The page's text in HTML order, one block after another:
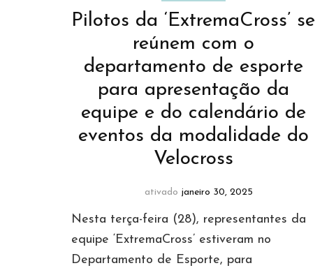
Pilotos da ‘ExtremaCross’ se
reúnem com o
departamento de esporte
para apresentação da
equipe e do calendário de
eventos da modalidade do
Velocross
ativado janeiro 30, 2025
Nesta terça-feira (28), representantes da
equipe ‘ExtremaCross’ estiveram no
Departamento de Esporte, para